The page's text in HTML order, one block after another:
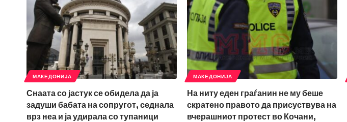
МАКЕДОНИЈА
Снаата со јастук се обидела да ја
задуши бабата на сопругот, седнала
врз неа и ја удирала со тупаници
МАКЕДОНИЈА
На ниту еден граѓанин не му беше
скратено правото да присуствува на
вчерашниот протест во Кочани,